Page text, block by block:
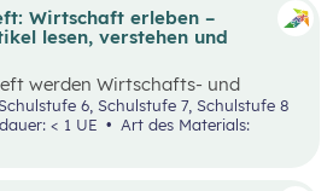
für den Alltag offenzulegen,
und in einer abschließenden
kreativ zu bearbeiten.
Wirtschaft erleben –
lesen, verstehen und
werden Wirtschafts- und
miteinander verknüpft.Schulstufe 5, Schulstufe 6, Schulstufe 7, Schulstufe 8
< 1 UE